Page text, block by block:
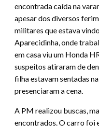
encontrada caída na
apesar dos diversos
militares que estava
Aparecidinha, onde
em casa viu um Honda
suspeitos atiraram de
filha estavam sentadas
presenciaram a cena.
A PM realizou buscas,
encontrados. O carro foi